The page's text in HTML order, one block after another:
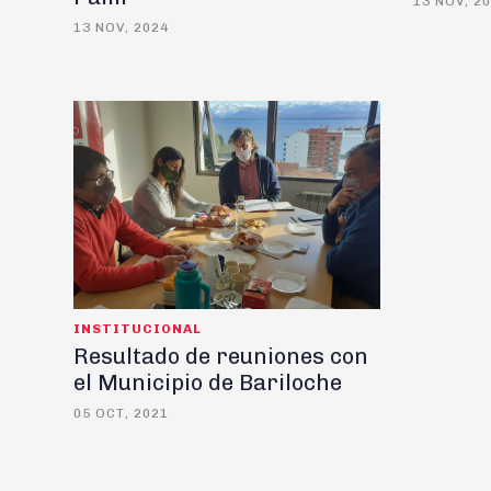
13 NOV, 2024
INSTITUCIONAL
Resultado de reuniones con
el Municipio de Bariloche
05 OCT, 2021